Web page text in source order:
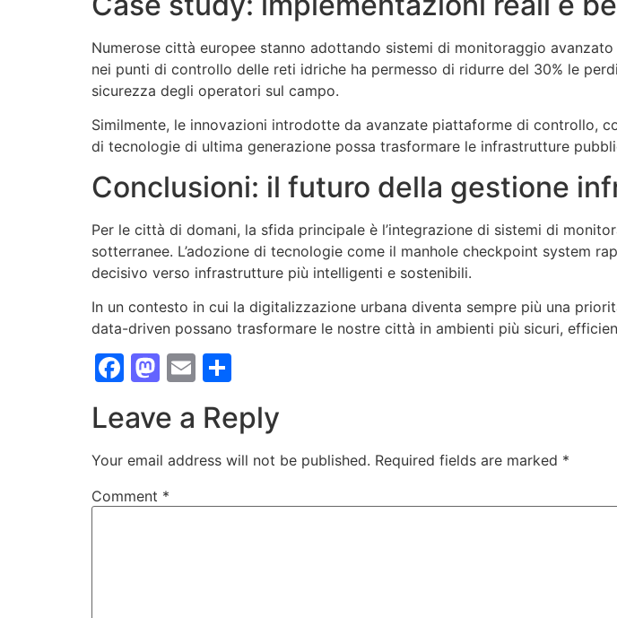
Numerose città europee stanno adottando sistemi di monitoraggio
nei punti di controllo delle reti idriche ha permesso di ridurre del 30% le
sicurezza degli operatori sul campo.
Similmente, le innovazioni introdotte da avanzate piattaforme di controllo,
di tecnologie di ultima generazione possa trasformare le infrastrutture
Conclusioni: il futuro della gestione
Per le città di domani, la sfida principale è l’integrazione di sistemi di
sotterranee. L’adozione di tecnologie come il manhole checkpoint system
decisivo verso infrastrutture più intelligenti e sostenibili.
In un contesto in cui la digitalizzazione urbana diventa sempre più una
data-driven possano trasformare le nostre città in ambienti più sicuri,
Facebook
Mastodon
Email
Leave a Reply
Your email address will not be published. Required fields are marked *
Comment *